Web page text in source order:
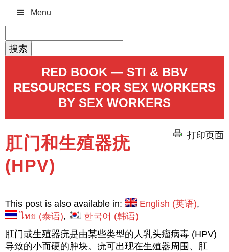
Menu
索：
RED BOOK — STI & BBV
RESOURCES FOR SEX WORKERS
BY SEX WORKERS
打印页面
肛门和生殖器疣
(HPV)
This post is also available in: English (英语)
ไทย (泰语) 한국어 (韩语)
肛门或生殖器疣是由某些类型的人乳头瘤病毒 (HPV)
导致的小而硬的肿块。疣可出现在生殖器周围、肛